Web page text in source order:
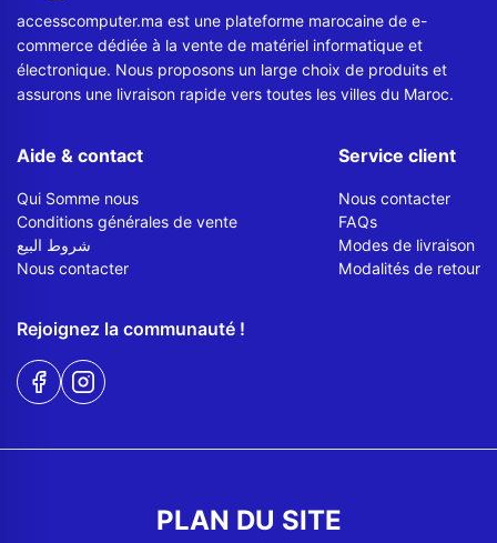
accesscomputer.ma est une plateforme marocaine de e-
commerce dédiée à la vente de matériel informatique et
électronique. Nous proposons un large choix de produits et
assurons une livraison rapide vers toutes les villes du Maroc.
Aide & contact
Qui Somme nous
Conditions générales de vente
شروط البيع
Nous contacter
Service client
Nous contacter
FAQs
Modes de livraison
Modalités de retour
Rejoignez la communauté !
PLAN DU SITE